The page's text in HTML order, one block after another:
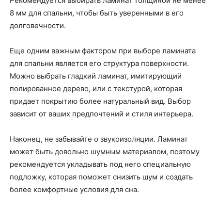
8 мм для спальни, чтобы быть уверенными в его
долговечности.
Еще одним важным фактором при выборе ламината
для спальни является его структура поверхности.
Можно выбрать гладкий ламинат, имитирующий
полированное дерево, или с текстурой, которая
придает покрытию более натуральный вид. Выбор
зависит от ваших предпочтений и стиля интерьера.
Наконец, не забывайте о звукоизоляции. Ламинат
может быть довольно шумным материалом, поэтому
рекомендуется укладывать под него специальную
подложку, которая поможет снизить шум и создать
более комфортные условия для сна.